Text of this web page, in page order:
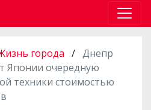
города / Днепр
Японии очередную
техники стоимостью